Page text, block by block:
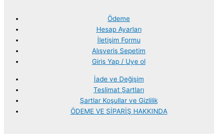
Ödeme
Hesap Ayarları
İletişim Formu
Alışveriş Sepetim
Giriş Yap / Uye ol
İade ve Değişim
Teslimat Şartları
Şartlar Koşullar ve Gizlilik
ÖDEME VE SİPARİŞ HAKKINDA